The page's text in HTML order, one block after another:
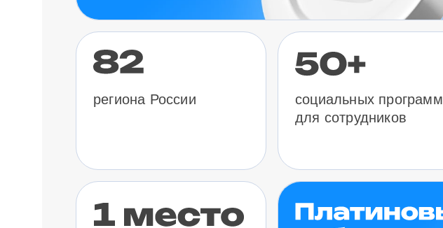
региона России
социальных программ
для сотрудников